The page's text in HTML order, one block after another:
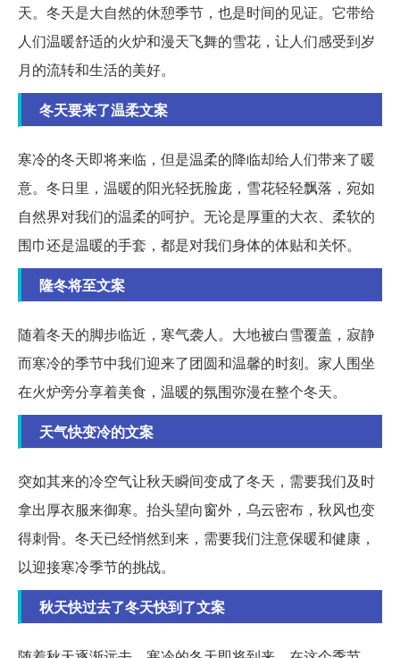
天。冬天是大自然的休憩季节，也是时间的见证。它带给
人们温暖舒适的火炉和漫天飞舞的雪花，让人们感受到岁
月的流转和生活的美好。
冬天要来了温柔文案
寒冷的冬天即将来临，但是温柔的降临却给人们带来了暖
意。冬日里，温暖的阳光轻抚脸庞，雪花轻轻飘落，宛如
自然界对我们的温柔的呵护。无论是厚重的大衣、柔软的
围巾还是温暖的手套，都是对我们身体的体贴和关怀。
隆冬将至文案
随着冬天的脚步临近，寒气袭人。大地被白雪覆盖，寂静
而寒冷的季节中我们迎来了团圆和温馨的时刻。家人围坐
在火炉旁分享着美食，温暖的氛围弥漫在整个冬天。
天气快变冷的文案
突如其来的冷空气让秋天瞬间变成了冬天，需要我们及时
拿出厚衣服来御寒。抬头望向窗外，乌云密布，秋风也变
得刺骨。冬天已经悄然到来，需要我们注意保暖和健康，
以迎接寒冷季节的挑战。
秋天快过去了冬天快到了文案